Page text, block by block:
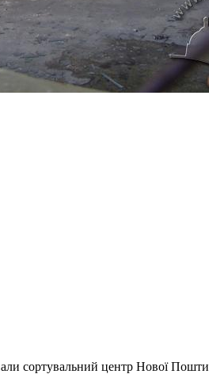
сортувальний центр Нової Пошти